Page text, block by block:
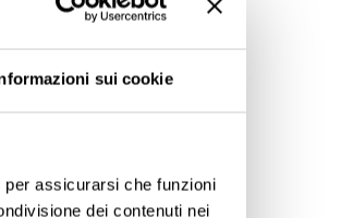
sui cookie
assicurarsi che funzioni
dei contenuti nei
sanitarie di